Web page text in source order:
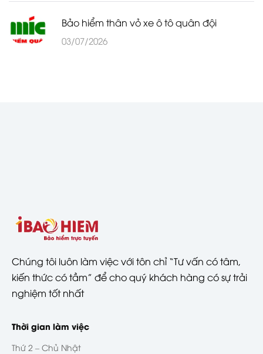
Bảo hiểm thân vỏ xe ô tô quân đội
03/07/2026
Chúng tôi luôn làm việc với tôn chỉ “Tư vấn có tâm,
kiến thức có tầm” để cho quý khách hàng có sự trải
nghiệm tốt nhất
Thời gian làm việc
Thứ 2 – Chủ Nhật